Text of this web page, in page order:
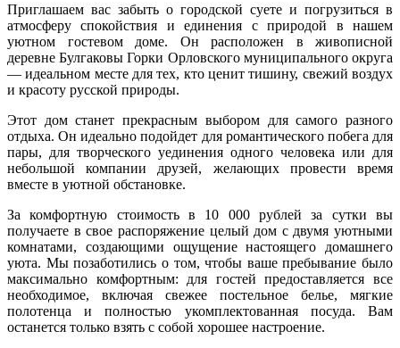
Приглашаем вас забыть о городской суете и погрузиться в
атмосферу спокойствия и единения с природой в нашем
уютном гостевом доме. Он расположен в живописной
деревне Булгаковы Горки Орловского муниципального округа
— идеальном месте для тех, кто ценит тишину, свежий воздух
и красоту русской природы.
Этот дом станет прекрасным выбором для самого разного
отдыха. Он идеально подойдет для романтического побега для
пары, для творческого уединения одного человека или для
небольшой компании друзей, желающих провести время
вместе в уютной обстановке.
За комфортную стоимость в 10 000 рублей за сутки вы
получаете в свое распоряжение целый дом с двумя уютными
комнатами, создающими ощущение настоящего домашнего
уюта. Мы позаботились о том, чтобы ваше пребывание было
максимально комфортным: для гостей предоставляется все
необходимое, включая свежее постельное белье, мягкие
полотенца и полностью укомплектованная посуда. Вам
останется только взять с собой хорошее настроение.